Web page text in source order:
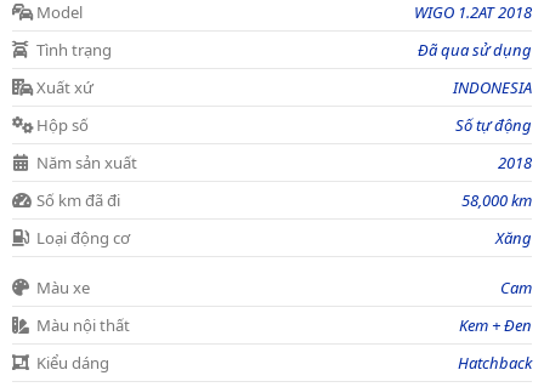
Model
WIGO 1.2AT 2018
Tình trạng
Đã qua sử dụng
Xuất xứ
INDONESIA
Hộp số
Số tự động
Năm sản xuất
2018
Số km đã đi
58,000 km
Loại động cơ
Xăng
Màu xe
Cam
Màu nội thất
Kem + Đen
Kiểu dáng
Hatchback